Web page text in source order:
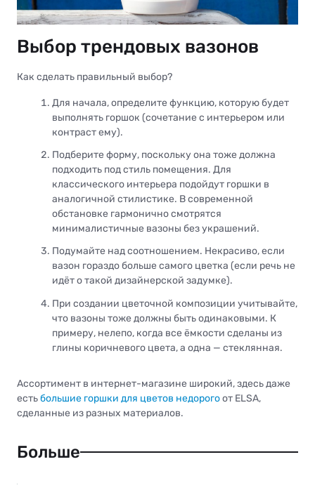
Выбор трендовых вазонов
Как сделать правильный выбор?
Для начала, определите функцию, которую будет
выполнять горшок (сочетание с интерьером или
контраст ему).
Подберите форму, поскольку она тоже должна
подходить под стиль помещения. Для
классического интерьера подойдут горшки в
аналогичной стилистике. В современной
обстановке гармонично смотрятся
минималистичные вазоны без украшений.
Подумайте над соотношением. Некрасиво, если
вазон гораздо больше самого цветка (если речь не
идёт о такой дизайнерской задумке).
При создании цветочной композиции учитывайте,
что вазоны тоже должны быть одинаковыми. К
примеру, нелепо, когда все ёмкости сделаны из
глины коричневого цвета, а одна — стеклянная.
Ассортимент в интернет-магазине широкий, здесь даже
естьбольшие горшки для цветов недорогоот ELSA,
сделанные из разных материалов.
Больше